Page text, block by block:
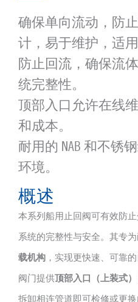
确保单向流动，防
计，易于维护，适
防止回流，确保流
统完整性。
顶部入口允许在线
和成本。
耐用的 NAB 和不锈
环境。
概述
本系列船用止回阀可有效防
系统的完整性与安全。其专
载机构，实现更快速、可靠的
阀门提供顶部入口（上装式）
拆卸相连管道即可检修或更